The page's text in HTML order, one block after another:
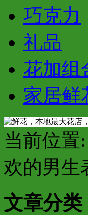
巧克力
礼品
花加组
家居鲜
当前位置:
欢的男生
文章分类